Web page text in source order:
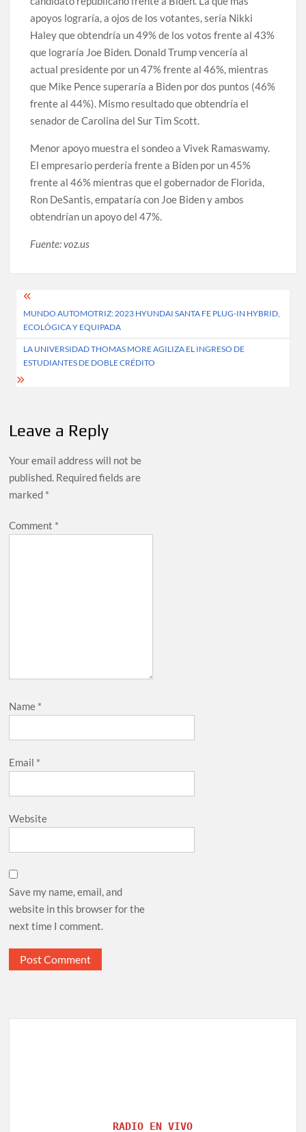
apoyos lograría, a ojos de los votantes, sería Nikki
Haley que obtendría un 49% de los votos frente al 43%
que lograría Joe Biden. Donald Trump vencería al
actual presidente por un 47% frente al 46%, mientras
que Mike Pence superaría a Biden por dos puntos (46%
frente al 44%). Mismo resultado que obtendría el
senador de Carolina del Sur Tim Scott.
Menor apoyo muestra el sondeo a Vivek Ramaswamy.
El empresario perdería frente a Biden por un 45%
frente al 46% mientras que el gobernador de Florida,
Ron DeSantis, empataría con Joe Biden y ambos
obtendrían un apoyo del 47%.
Fuente: voz.us
Post
navigation
MUNDO AUTOMOTRIZ: 2023 HYUNDAI SANTA FE PLUG-IN HYBRID,
ECOLÓGICA Y EQUIPADA
LA UNIVERSIDAD THOMAS MORE AGILIZA EL INGRESO DE
ESTUDIANTES DE DOBLE CRÉDITO
Leave a Reply
Your email address will not be
published. Required fields are
marked *
Comment *
Name *
Email *
Website
Save my name, email, and
website in this browser for the
next time I comment.
RADIO EN VIVO